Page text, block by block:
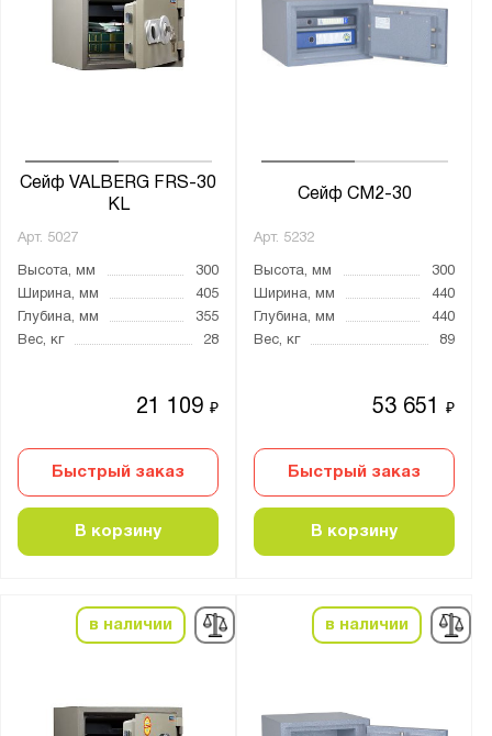
Сейф VALBERG FRS-30
KL
Арт. 5027
Высота, мм
300
Ширина, мм
405
Глубина, мм
355
Вес, кг
28
21 109₽
Быстрый заказ
В корзину
Сейф СМ2-30
Арт. 5232
Высота, мм
300
Ширина, мм
440
Глубина, мм
440
Вес, кг
89
53 651₽
Быстрый заказ
В корзину
в наличии в наличии
до
натуральное дерево
порошковое
Нагрузка на полку, кг:
от
нет
опция
Тип замка:
2 ключевых
Кодовый электронный и ключевой